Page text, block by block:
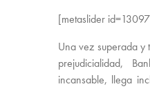
[metaslider
Una vez superada y
prejudicialidad,
incansable, llega